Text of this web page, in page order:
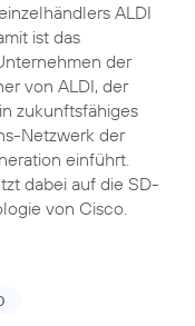
ALDI
ist das
der
von ALDI, der
zukunftsfähiges
Netzwerk der
einführt.
dabei auf die SD-
von Cisco.